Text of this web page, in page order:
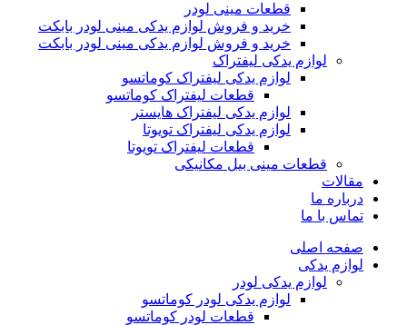
قطعات مینی لودر
خرید و فروش لوازم یدکی مینی لودر بابکت
خرید و فروش لوازم یدکی مینی لودر بابکت
لوازم یدکی لیفتراک
لوازم یدکی لیفتراک کوماتسو
قطعات لیفتراک کوماتسو
لوازم یدکی لیفتراک هایستر
لوازم یدکی لیفتراک تویوتا
قطعات لیفتراک تویوتا
قطعات مینی بیل مکانیکی
ما
با ما
اصلی
یدکی
لوازم یدکی لودر
لوازم یدکی لودر کوماتسو
قطعات لودر کوماتسو